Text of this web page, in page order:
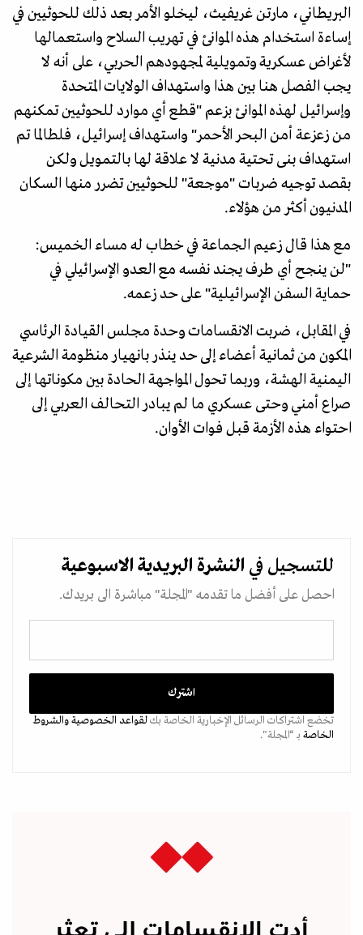
البريطاني، مارتن غريفيث، ليخلو الأمر بعد ذلك للحوثيين في
إساءة استخدام هذه الموانئ في تهريب السلاح واستعمالها
لأغراض عسكرية وتمويلية لمجهودهم الحربي، على أنه لا
يجب الفصل هنا بين هذا واستهداف الولايات المتحدة
وإسرائيل لهذه الموانئ بزعم "قطع أي موارد للحوثيين تمكنهم
من زعزعة أمن البحر الأحمر" واستهداف إسرائيل، فلطالما تم
استهداف بنى تحتية مدنية لا علاقة لها بالتمويل ولكن
بقصد توجيه ضربات "موجعة" للحوثيين تضرر منها السكان
المدنيون أكثر من هؤلاء.
مع هذا قال زعيم الجماعة في خطاب له مساء الخميس:
"لن ينجح أي طرف يجند نفسه مع العدو الإسرائيلي في
حماية السفن الإسرائيلية" على حد زعمه.
في المقابل، ضربت الانقسامات وحدة مجلس القيادة الرئاسي
المكون من ثمانية أعضاء إلى حد ينذر بانهيار منظومة الشرعية
اليمنية الهشة، وربما تحول المواجهة الحادة بين مكوناتها إلى
صراع أمني وحتى عسكري ما لم يبادر التحالف العربي إلى
احتواء هذه الأزمة قبل فوات الأوان.
للتسجيل في النشرة البريدية الاسبوعية
احصل على أفضل ما تقدمه "المجلة" مباشرة الى بريدك.
تخضع اشتراكات الرسائل الإخبارية الخاصة بكلقواعد الخصوصيةوالشروط
الخاصة بـ “المجلة".